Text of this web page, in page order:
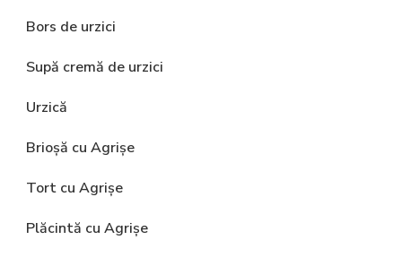
Bors de urzici
Supă cremă de urzici
Urzică
Brioșă cu Agrișe
Tort cu Agrișe
Plăcintă cu Agrișe